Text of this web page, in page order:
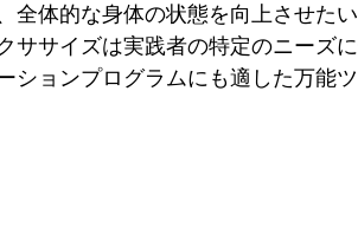
全体的な身体の状態を向上させた
ササイズは実践者の特定のニーズ
ションプログラムにも適した万能